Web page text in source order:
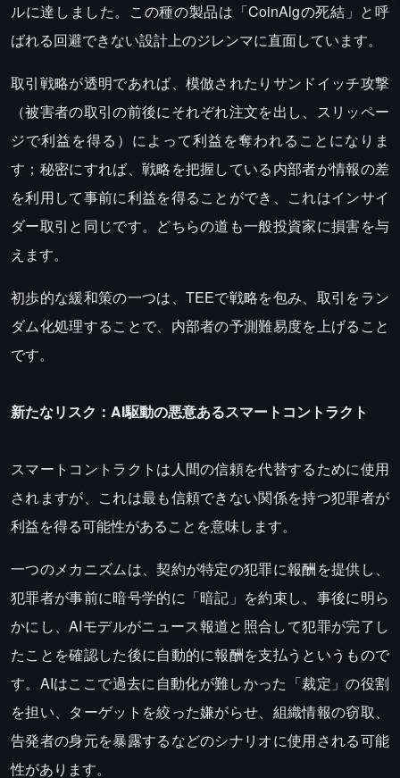
ルに達しました。この種の製品は「CoinAlgの死結」と呼
ばれる回避できない設計上のジレンマに直面しています。
取引戦略が透明であれば、模倣されたりサンドイッチ攻撃
（被害者の取引の前後にそれぞれ注文を出し、スリッペー
ジで利益を得る）によって利益を奪われることになりま
す；秘密にすれば、戦略を把握している内部者が情報の差
を利用して事前に利益を得ることができ、これはインサイ
ダー取引と同じです。どちらの道も一般投資家に損害を与
えます。
初歩的な緩和策の一つは、TEEで戦略を包み、取引をラン
ダム化処理することで、内部者の予測難易度を上げること
です。
新たなリスク：AI駆動の悪意あるスマートコントラクト
スマートコントラクトは人間の信頼を代替するために使用
されますが、これは最も信頼できない関係を持つ犯罪者が
利益を得る可能性があることを意味します。
一つのメカニズムは、契約が特定の犯罪に報酬を提供し、
犯罪者が事前に暗号学的に「暗記」を約束し、事後に明ら
かにし、AIモデルがニュース報道と照合して犯罪が完了し
たことを確認した後に自動的に報酬を支払うというもので
す。AIはここで過去に自動化が難しかった「裁定」の役割
を担い、ターゲットを絞った嫌がらせ、組織情報の窃取、
告発者の身元を暴露するなどのシナリオに使用される可能
性があります。